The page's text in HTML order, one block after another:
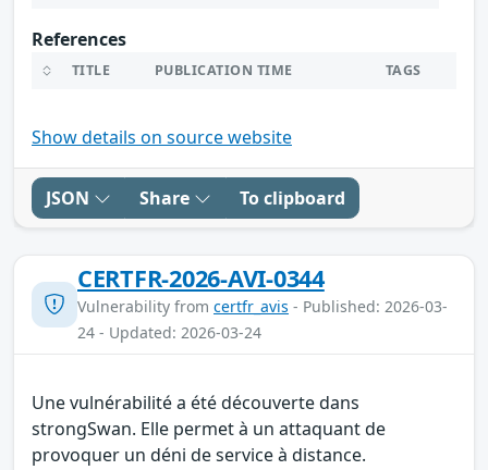
References
TITLE PUBLICATION TIME TAGS
Show details on source website
JSON Share To clipboard
CERTFR-2026-AVI-0344
Vulnerability from certfr_avis - Published: 2026-03-
24 - Updated: 2026-03-24
Une vulnérabilité a été découverte dans
strongSwan. Elle permet à un attaquant de
provoquer un déni de service à distance.